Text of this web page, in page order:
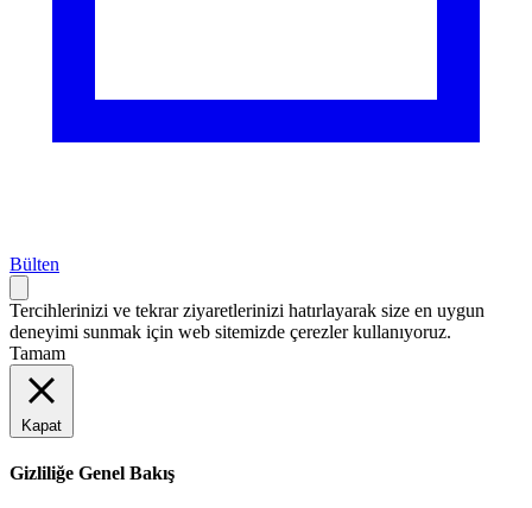
Bülten
Tercihlerinizi ve tekrar ziyaretlerinizi hatırlayarak size en uygun
deneyimi sunmak için web sitemizde çerezler kullanıyoruz.
Tamam
Kapat
Gizliliğe Genel Bakış